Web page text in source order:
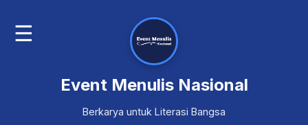
☰
Event Menulis Nasional
Berkarya untuk Literasi Bangsa